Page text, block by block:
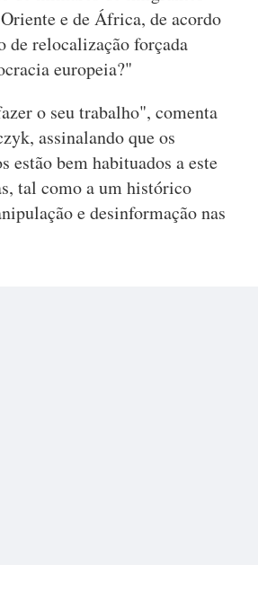
e de África, de acordo
de relocalização forçada
europeia?"
o seu trabalho", comenta
assinalando que os
estão bem habituados a este
tal como a um histórico
e desinformação nas